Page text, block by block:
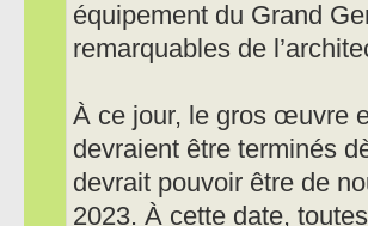
équipement du Grand
remarquables de
À ce jour, le gros œuvre
devraient être terminés
devrait pouvoir être de
2023. À cette date,